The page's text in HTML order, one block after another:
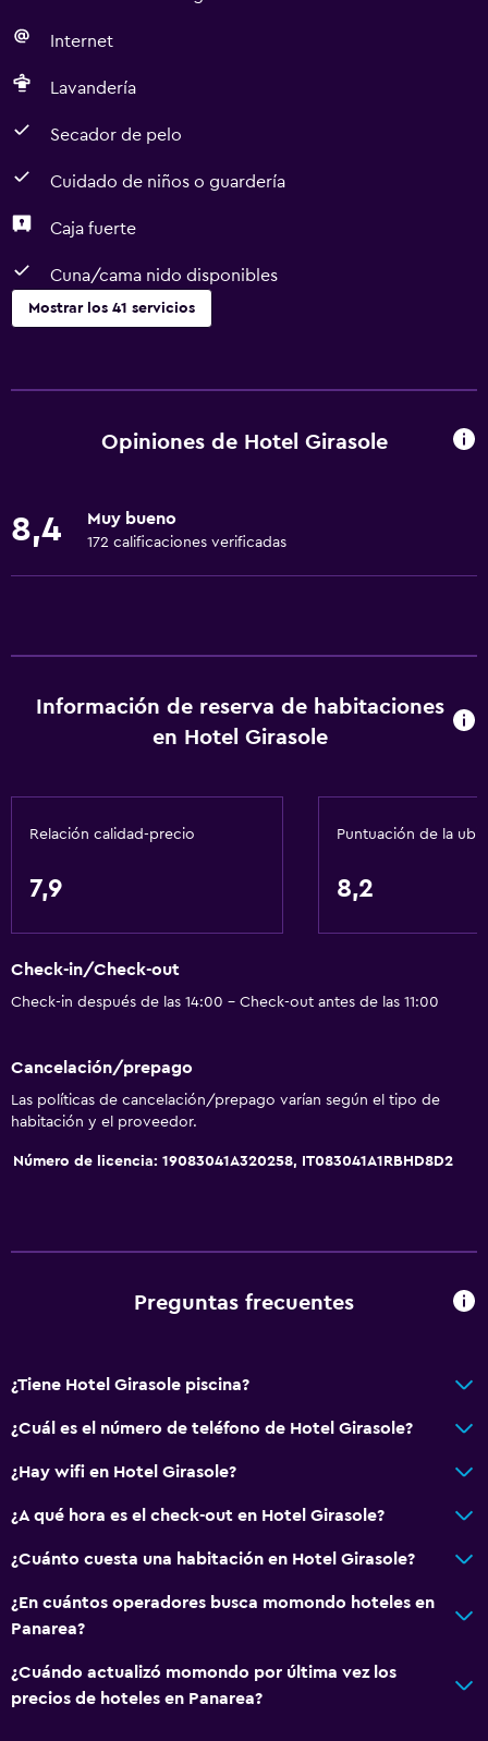
Internet
Lavandería
Secador de pelo
Cuidado de niños o guardería
Caja fuerte
Cuna/cama nido disponibles
Mostrar los 41 servicios
Bidé
Baño privado
Aire acondicionado
Artículos de aseo gratis
Accesibilidad y adecuación
Accesibilidad
Áreas designadas para fumadores
Entrada privada
Servicio de entrega de comida
Nevera
La comida se puede entregar en el alojamiento
Menús para dietas especiales (bajo petición)
Piso de mosaico/mármol
Salud y seguridad
Limpieza diaria
Botiquín de primeros auxilios
Sistema de entretenimiento
TV de pantalla plana
TV
Opiniones de Hotel Girasole
8,4 Muy bueno
172 calificaciones verificadas
Información de reserva de habitaciones
en Hotel Girasole
Relación calidad-precio
7,9
Puntuación de la
8,2
Check-in/Check-out
Check-in después de las 14:00 - Check-out antes de las 11:00
Cancelación/prepago
Las políticas de cancelación/prepago varían según el tipo de
habitación y el proveedor.
Número de licencia: 19083041A320258, IT083041A1RBHD8D2
Preguntas frecuentes
¿Tiene Hotel Girasole piscina?
¿Cuál es el número de teléfono de Hotel Girasole?
¿Hay wifi en Hotel Girasole?
¿A qué hora es el check-out en Hotel Girasole?
¿Cuánto cuesta una habitación en Hotel Girasole?
¿En cuántos operadores busca momondo hoteles en
Panarea?
¿Cuándo actualizó momondo por última vez los
precios de hoteles en Panarea?